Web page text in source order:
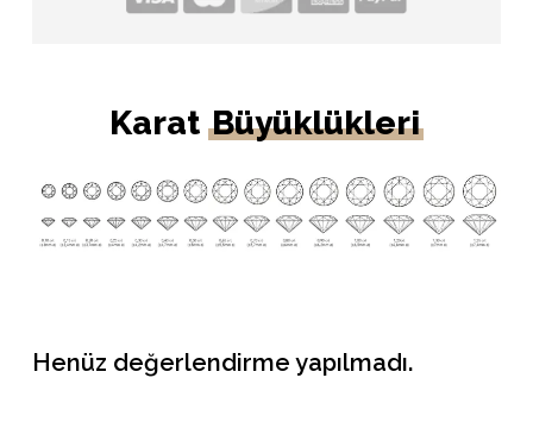
Karat Büyüklükleri
Henüz değerlendirme yapılmadı.